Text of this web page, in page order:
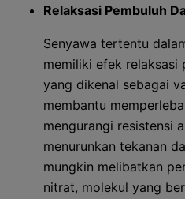
Relaksasi Pembuluh
Senyawa tertentu
memiliki efek relaksasi
yang dikenal sebagai
membantu
mengurangi resistensi
menurunkan tekanan
mungkin melibatkan
nitrat, molekul yang